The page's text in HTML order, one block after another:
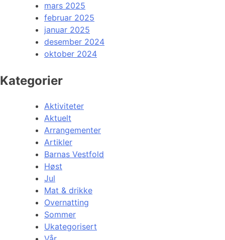
mars 2025
februar 2025
januar 2025
desember 2024
oktober 2024
Kategorier
Aktiviteter
Aktuelt
Arrangementer
Artikler
Barnas Vestfold
Høst
Jul
Mat & drikke
Overnatting
Sommer
Ukategorisert